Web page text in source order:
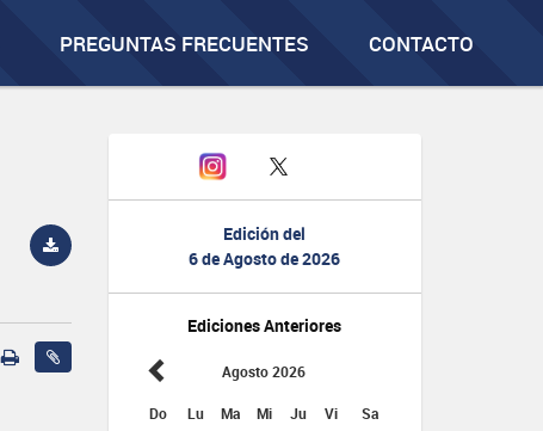
PREGUNTAS FRECUENTES CONTACTO
Edición del
6 de Agosto de 2026
Ediciones Anteriores
Agosto 2026
Do Lu Ma Mi Ju Vi Sa